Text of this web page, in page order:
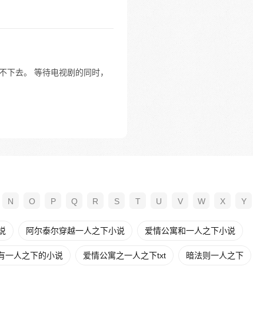
下去。 等待电视剧的同时，
N O P Q R S T U V W X Y
阿尔泰尔穿越一人之下小说 爱情公寓和一人之下小说
一人之下的小说 爱情公寓之一人之下txt 暗法则一人之下